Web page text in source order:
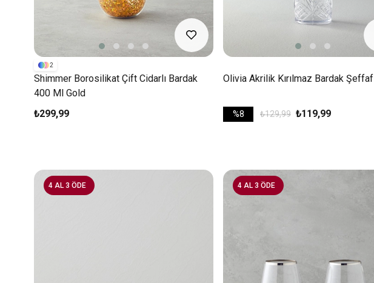
Shimmer Borosilikat Çift Cidarlı Bardak
400 Ml Gold
₺299,99
2
Olivia Akrilik Kırılmaz Bardak Şeffaf
%8 ₺119,99
₺129,99
4 AL 3 ÖDE 4 AL 3 ÖDE